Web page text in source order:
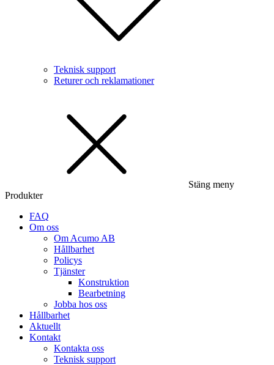
Teknisk support
Returer och reklamationer
Stäng meny
Produkter
FAQ
Om oss
Om Acumo AB
Hållbarhet
Policys
Tjänster
Konstruktion
Bearbetning
Jobba hos oss
Hållbarhet
Aktuellt
Kontakt
Kontakta oss
Teknisk support